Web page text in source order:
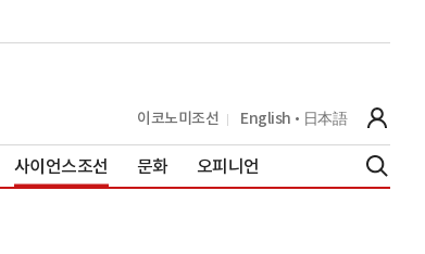
이코노미조선 English 日本語
사이언스조선 문화 오피니언